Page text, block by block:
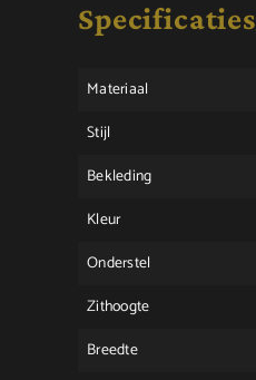
Specificaties
Materiaal
Stijl
Bekleding
Kleur
Onderstel
Zithoogte
Breedte